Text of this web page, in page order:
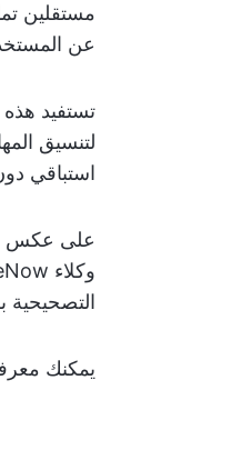
مستقلين
عن
لتنسيق
استباقي
على عكس
يمكنك